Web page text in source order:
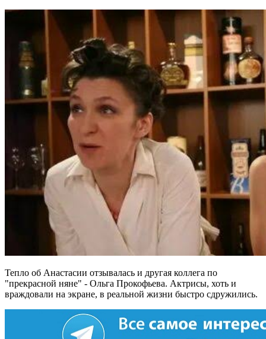
Тепло об Анастасии отзывалась и другая коллега по
"прекрасной няне" - Ольга Прокофьева. Актрисы, хоть и
враждовали на экране, в реальной жизни быстро сдружились.